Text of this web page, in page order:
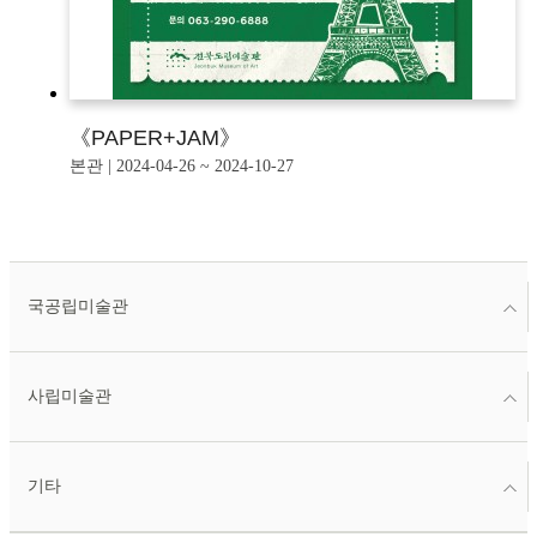
《PAPER+JAM》
본관 | 2024-04-26 ~ 2024-10-27
국공립미술관
사립미술관
기타